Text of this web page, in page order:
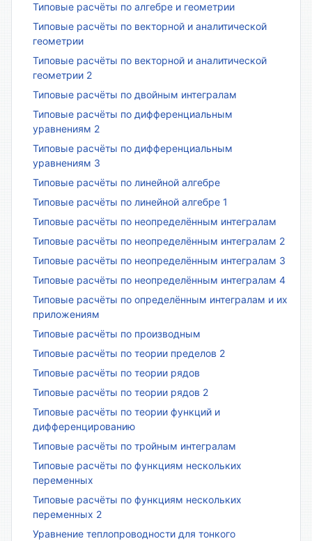
Типовые расчёты по алгебре и геометрии
Типовые расчёты по векторной и аналитической
геометрии
Типовые расчёты по векторной и аналитической
геометрии 2
Типовые расчёты по двойным интегралам
Типовые расчёты по дифференциальным
уравнениям 2
Типовые расчёты по дифференциальным
уравнениям 3
Типовые расчёты по линейной алгебре
Типовые расчёты по линейной алгебре 1
Типовые расчёты по неопределённым интегралам
Типовые расчёты по неопределённым интегралам 2
Типовые расчёты по неопределённым интегралам 3
Типовые расчёты по неопределённым интегралам 4
Типовые расчёты по определённым интегралам и их
приложениям
Типовые расчёты по производным
Типовые расчёты по теории пределов 2
Типовые расчёты по теории рядов
Типовые расчёты по теории рядов 2
Типовые расчёты по теории функций и
дифференцированию
Типовые расчёты по тройным интегралам
Типовые расчёты по функциям нескольких
переменных
Типовые расчёты по функциям нескольких
переменных 2
Уравнение теплопроводности для тонкого